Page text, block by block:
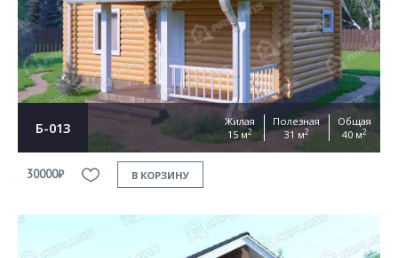
Б-013
Жилая
15 м2
Полезная
31 м2
Общая
40 м2
30000₽ В КОРЗИНУ